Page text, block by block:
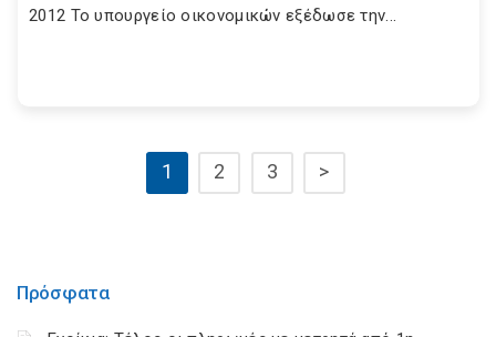
Πρόσφατα
2012 Το υπουργείο οικονομικών εξέδωσε την...
1 2 3 >